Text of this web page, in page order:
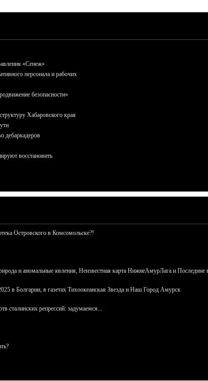
«Сенеж»
персонала и рабочих
безопасности»
Хабаровского края
дебаркадеров
восстановить
Островского в Комсомольске?!
и аномальные явления, Неизвестная карта НижнеАмурЛага и Последние
в Болгарии, в газетах Тихоокеанская Звезда и Наш Город Амурск
сталинских репрессий: задумаемся...